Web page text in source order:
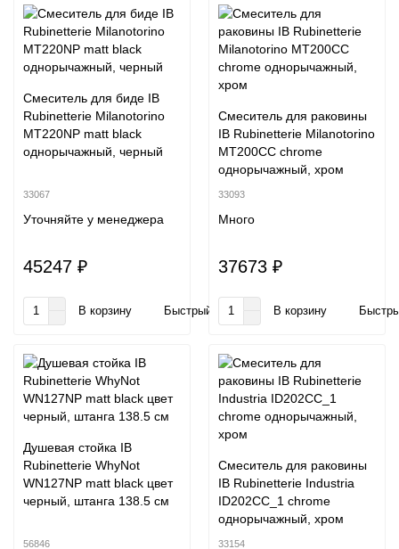
Смеситель для биде IB
Rubinetterie Milanotorino
MT220NP matt black
однорычажный, черный
33067
Уточняйте у менеджера
45247 ₽
В корзину Быстрый заказ
Смеситель для раковины
IB Rubinetterie Milanotorino
MT200CC chrome
однорычажный, хром
33093
Много
37673 ₽
В корзину
Душевая стойка IB
Rubinetterie WhyNot
WN127NP matt black цвет
черный, штанга 138.5 см
56846
Смеситель для раковины
IB Rubinetterie Industria
ID202CC_1 chrome
однорычажный, хром
33154